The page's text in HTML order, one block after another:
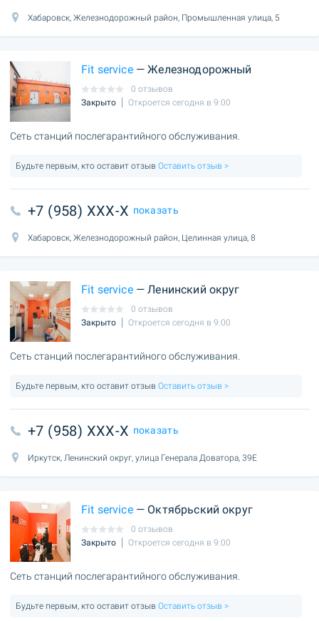
Хабаровск, Железнодорожный район, Промышленная улица, 5
Fit service— Железнодорожный
0 отзывов
Закрыто
Откроется сегодня в 9:00
Сеть станций послегарантийного обслуживания.
Будьте первым, кто оставит отзыв Оставить отзыв >
+7 (958) XXX-X показать
Хабаровск, Железнодорожный район, Целинная улица, 8
Fit service— Ленинский округ
0 отзывов
Закрыто
Откроется сегодня в 9:00
Сеть станций послегарантийного обслуживания.
Будьте первым, кто оставит отзыв Оставить отзыв >
+7 (958) XXX-X показать
Иркутск, Ленинский округ, улица Генерала Доватора, 39Е
Fit service— Октябрьский округ
0 отзывов
Закрыто
Откроется сегодня в 9:00
Сеть станций послегарантийного обслуживания.
Будьте первым, кто оставит отзыв Оставить отзыв >